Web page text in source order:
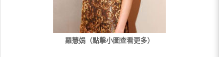
羅慧娟（點擊小圖查看更多）